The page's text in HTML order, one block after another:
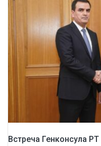
Встреча Генконсула